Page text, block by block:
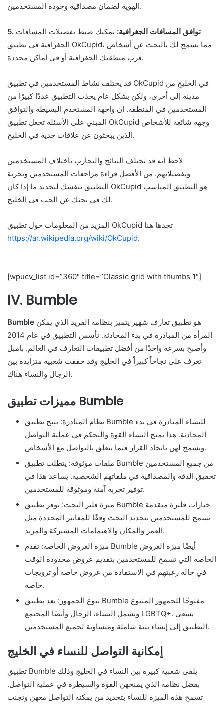
الهوية لضمان مصداقية وجودة المستخدمين.
5. توافق المسافات الجغرافية: يمكنك ضبط تفضيلات المسافات
الجغرافية في تطبيق OkCupid، مما يسمح لك بالبحث عن أشخاص
قرب منطقتك الجغرافية أو في أماكن محددة.
قد يختلف نشاط المستخدمين في تطبيق OkCupid في الخليج من
مدينة إلى أخرى، ولكن بشكل عام يجذب التطبيق عددًا كبيرًا من
المستخدمين في المنطقة. إن واجهة المستخدم البسيطة والتوافق
المبني على الأسئلة تجعل تطبيق OkCupid وجهة شائعة للأشخاص
الذين يبحثون عن علاقات جدية في الخليج.
لاحظ أنه قد تختلف النتائج والتجارب باختلاف المستخدمين
وتفضيلاتهم. من الأفضل قراءة مراجعات المستخدمين وتجربة
التطبيق بنفسك لتحديد ما إذا كان OkCupid هو التطبيق المناسب
لك في بحثك عن الحب في الخليج.
المزيد من المعلومات حول تطبيق OkCupid تجدها هنا
https://ar.wikipedia.org/wiki/OkCupid.
[wpucv_list id=”360″ title=”Classic grid with thumbs 1″]
IV. Bumble
Bumble
المرأة من المبادرة في بدء المحادثة. تأسس التطبيق في عام 2014
وأصبح بسرعة واحدًا من أفضل تطبيقات التعارف في العالم. بامبل
تعرف على نجاحاً كبيراً في الخليج وقد حققت شعبية متزايدة بين
الرجال والنساء هناك.
مميزات تطبيق Bumble
نظام المبادرة: يتيح تطبيق Bumble للنساء المبادرة في بدء
المحادثة. هذا يمنح النساء القوة والتحكم في عملية التواصل
ويسمح لهن باتخاذ القرار فيما يتعلق بالتواصل مع الأشخاص.
ملفات موثوقة: يتطلب تطبيق Bumble من جميع المستخدمين
تحقيق الدقة والمصداقية في ملفاتهم الشخصية. يساعد هذا في
توفير تجربة آمنة وموثوقة للمستخدمين.
ميزة فلتر البحث: يوفر تطبيق Bumble خيارات فلترة متقدمة
تسمح للمستخدمين بتحديد البحث وفقًا للمعايير المحددة مثل
العمر والمكان والاهتمامات المشتركة والمزيد.
ميزة العروض الخاصة: تقدم Bumble أيضًا ميزة العروض
الخاصة التي تسمح للمستخدمين بتقديم عروض محدودة الوقت
في حالة رغبتهم في الاستفادة من عروض خاصة أو ترويجات
خاصة.
تنوع الجمهور: يعد تطبيق Bumble مفتوحًا للجمهور المتنوع
ويشمل النساء، الرجال وأيضًا المجتمع LGBTQ+. يسعى
التطبيق إلى إنشاء بيئة شاملة ومتساوية لجميع المستخدمين.
إمكانية التواصل للنساء في الخليج
تطبيق Bumble يلقى شعبية كبيرة بين النساء في الخليج وذلك
بفضل نظامه الذي يمنحهن القوة والسيطرة في عملية التواصل.
تسمح هذه الميزة للنساء بتحديد من يمكنه التواصل معهن وتجنب